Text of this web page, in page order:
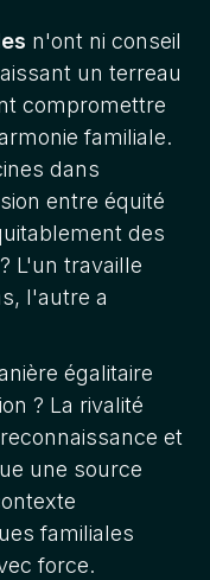
n'ont ni conseil
un terreau
compromettre
familiale.
dans
entre équité
des
L'un travaille
l'autre a
égalitaire
? La rivalité
et
une source
familiales
force.